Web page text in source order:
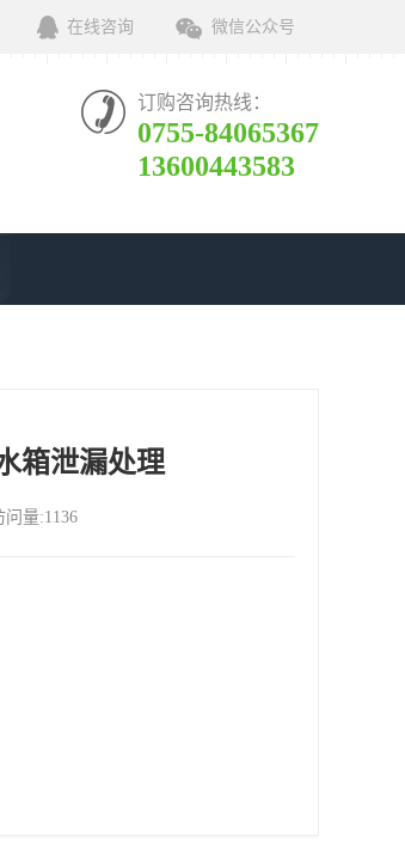
在线咨询 微信公众号
订购咨询热线：
0755-84065367
13600443583
箱泄漏处理
量:1136